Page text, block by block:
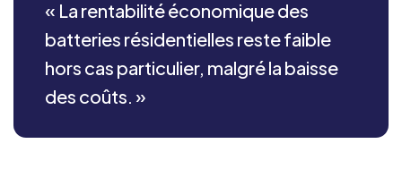
« La rentabilité économique des
batteries résidentielles reste faible
hors cas particulier, malgré la baisse
des coûts. »